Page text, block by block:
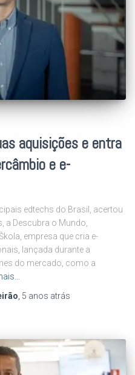
aquisições e entra
e e-
edtechs do Brasil, acertou
a Descubra o Mundo,
empresa que cria e-
lançada durante a
do mercado, como a
5 anos atrás